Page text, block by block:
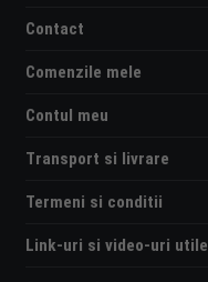
Contact
Comenzile mele
Contul meu
Transport si livrare
Termeni si conditii
Link-uri si video-uri utile